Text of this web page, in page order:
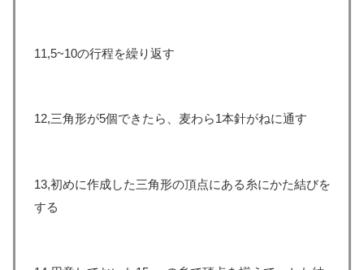
11,5~10の行程を繰り返す
12,三角形が5個できたら、麦わら1本針がねに通す
13,初めに作成した三角形の頂点にある糸にかた結びを
する